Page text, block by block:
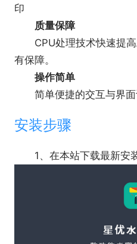
确设置水印参数。
对于广告等商业作品，
而保护企业的商业利益
印
质量保障
CPU处理技术快速提高
有保障。
操作简单
简单便捷的交互与界面
安装步骤
1、在本站下载最新安